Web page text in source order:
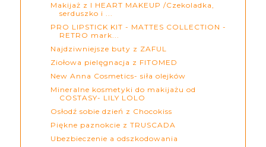
Makijaż z I HEART MAKEUP /Czekoladka,
serduszko i ...
PRO LIPSTICK KIT - MATTES COLLECTION -
RETRO mark...
Najdziwniejsze buty z ZAFUL
Ziołowa pielęgnacja z FITOMED
New Anna Cosmetics- siła olejków
Mineralne kosmetyki do makijażu od
COSTASY- LILY LOLO
Osłodź sobie dzień z Chocokiss
Piękne paznokcie z TRUSCADA
Ubezbieczenie a odszkodowania